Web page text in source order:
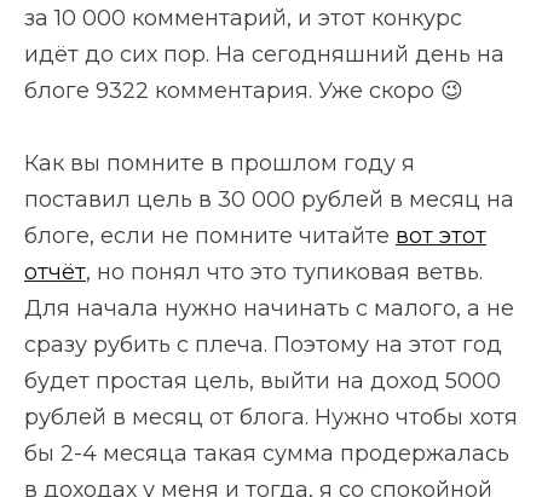
за 10 000 комментарий, и этот конкурс
идёт до сих пор. На сегодняшний день на
блоге 9322 комментария. Уже скоро 😉
Как вы помните в прошлом году я
поставил цель в 30 000 рублей в месяц на
блоге, если не помните читайте вот этот
отчёт, но понял что это тупиковая ветвь.
Для начала нужно начинать с малого, а не
сразу рубить с плеча. Поэтому на этот год
будет простая цель, выйти на доход 5000
рублей в месяц от блога. Нужно чтобы хотя
бы 2-4 месяца такая сумма продержалась
в доходах у меня и тогда, я со спокойной